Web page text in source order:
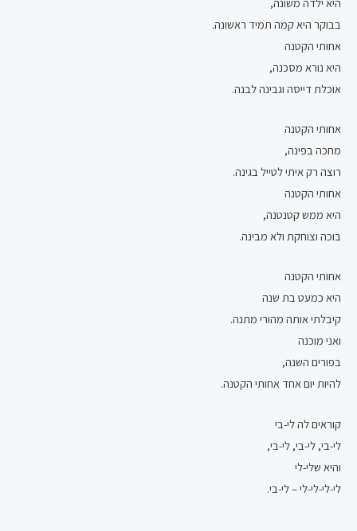
בבוקר היא קמה תמיד ראשונה.
אחותי הקטנה
היא נורא מסכנה,
אוכלת דייסה וגבינה לבנה.
אחותי הקטנה
מחכה בפינה,
רוצה רק איתי לטייל בגינה.
אחותי הקטנה
היא ממש קטנטנה,
בוכה וצוחקת ולא מבינה.
אחותי הקטנה
היא כמעט בת שנה
קיבלתי אותה מהורי מתנה.
ואני מוכנה
בפורים השנה,
להיות יום אחד אחותי הקטנה.
קוראים לה לי-בי
לי-בי, לי-בי, לי-בי,
והיא שלי-לי
לי-לי-לי-לי – לי-בי.